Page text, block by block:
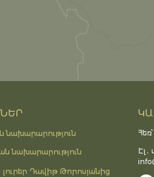
նախարարություն
նախարարություն
Դավիթ Թորոսյանից
Էլ․